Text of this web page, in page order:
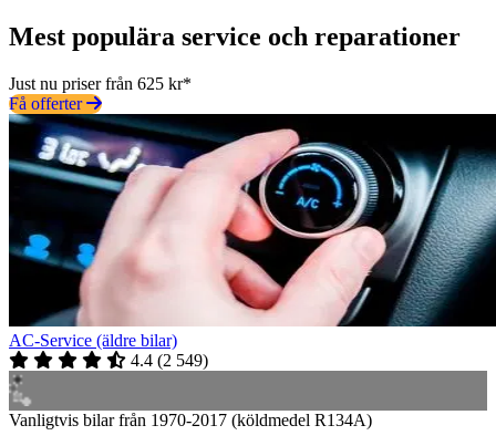
Mest populära service och reparationer
Just nu priser från 625 kr*
Få offerter
AC-Service (äldre bilar)
4.4 (2 549)
Vanligtvis bilar från 1970-2017 (köldmedel R134A)